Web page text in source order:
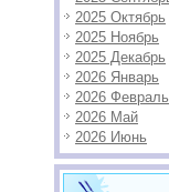
2025 Октябрь
2025 Ноябрь
2025 Декабрь
2026 Январь
2026 Февраль
2026 Май
2026 Июнь